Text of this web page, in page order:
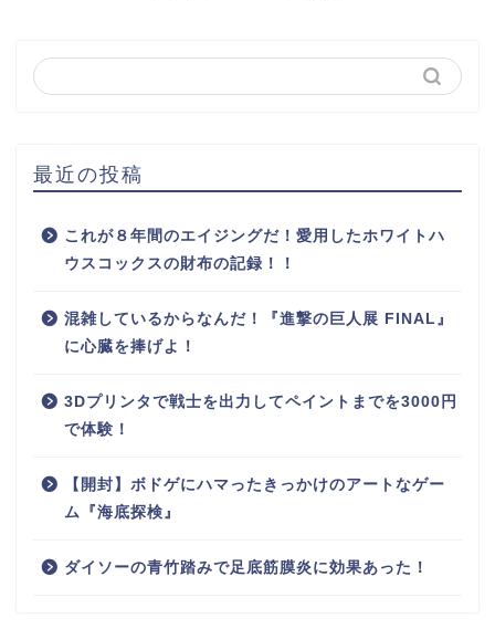
最近の投稿
これが８年間のエイジングだ！愛用したホワイトハ
ウスコックスの財布の記録！！
混雑しているからなんだ！『進撃の巨人展 FINAL』
に心臓を捧げよ！
3Dプリンタで戦士を出力してペイントまでを3000円
で体験！
【開封】ボドゲにハマったきっかけのアートなゲー
ム『海底探検』
ダイソーの青竹踏みで足底筋膜炎に効果あった！